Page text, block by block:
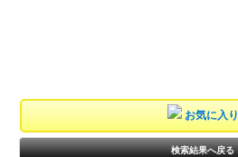
お気に入り
検索結果へ戻る